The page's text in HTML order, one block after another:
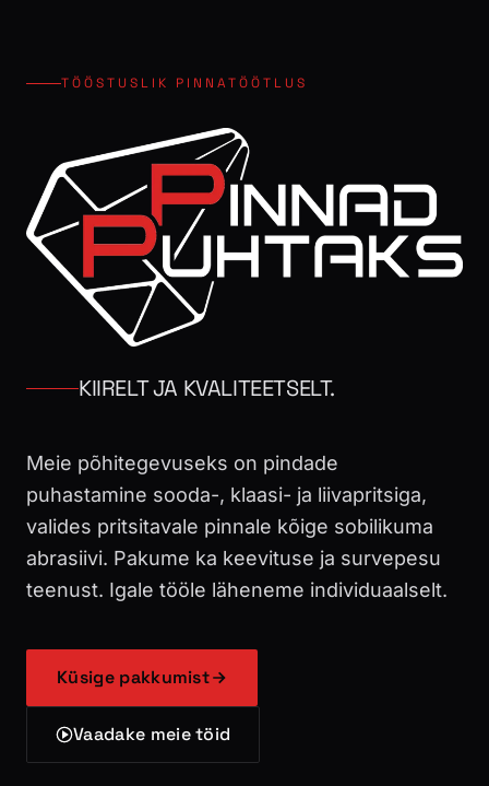
TÖÖSTUSLIK PINNATÖÖTLUS
KIIRELT JA KVALITEETSELT.
Meie põhitegevuseks on pindade
puhastamine sooda-, klaasi- ja liivapritsiga,
valides pritsitavale pinnale kõige sobilikuma
abrasiivi. Pakume ka keevituse ja survepesu
teenust. Igale tööle läheneme individuaalselt.
Küsige pakkumist
Vaadake meie töid